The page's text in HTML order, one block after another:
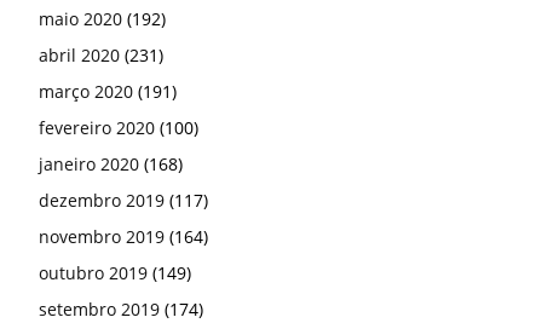
maio 2020 (192)
abril 2020 (231)
março 2020 (191)
fevereiro 2020 (100)
janeiro 2020 (168)
dezembro 2019 (117)
novembro 2019 (164)
outubro 2019 (149)
setembro 2019 (174)